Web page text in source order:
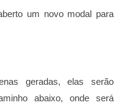
um novo modal para
geradas, elas serão
abaixo, onde será